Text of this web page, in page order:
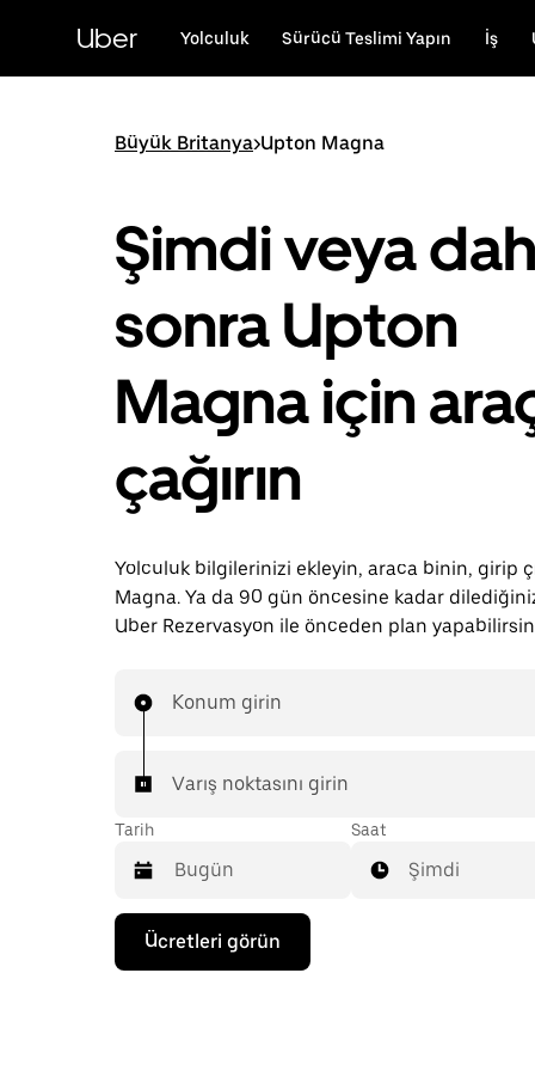
Uber Yolculuk Sürücü Teslimi Yapın İş
Büyük Britanya>Upton Magna
Şimdi veya
sonra Upton
Magna için
çağırın
Yolculuk bilgilerinizi ekleyin, araca binin, girip
Magna. Ya da 90 gün öncesine kadar
Uber Rezervasyon ile önceden plan
Konum girin
Varış noktasını girin
Tarih
Takvimle
etkileşime
geçmek
Saat
Şimdi
Ücretleri görün